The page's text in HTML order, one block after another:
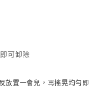
可卸除
放置一會兒，再搖晃均勻即